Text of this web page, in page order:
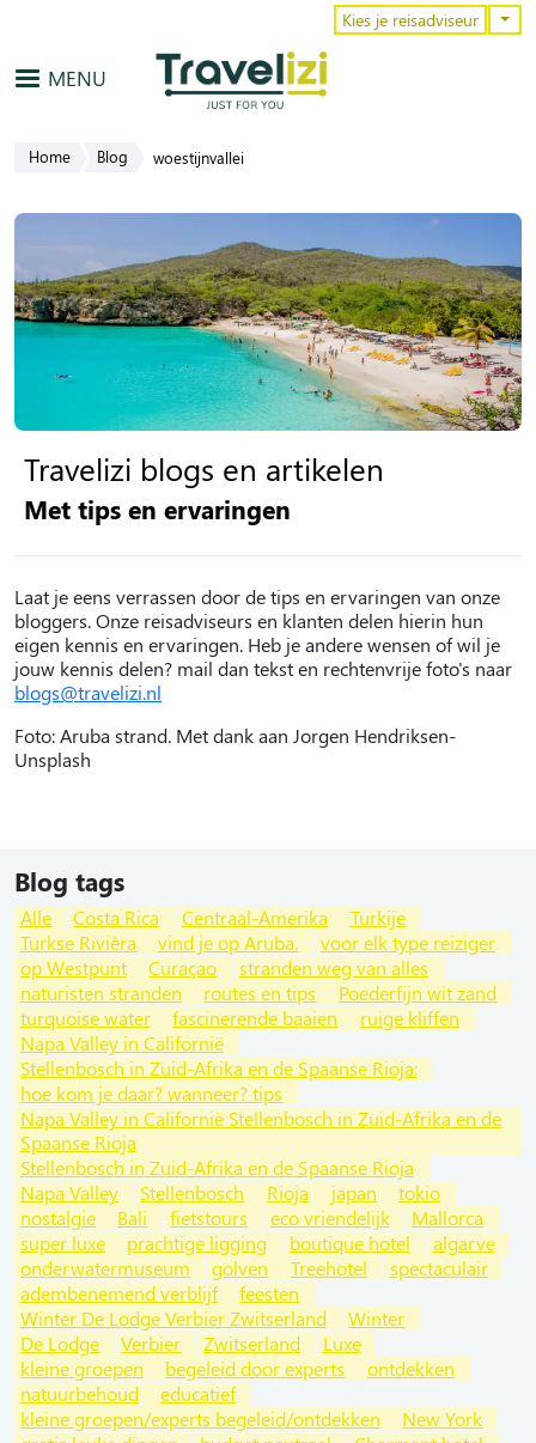
Overslaan en naar de inhoud gaan
MENU
Kies je reisadviseur
Home Blog woestijnvallei
Travelizi blogs en artikelen
Met tips en ervaringen
Laat je eens verrassen door de tips en ervaringen van onze
bloggers. Onze reisadviseurs en klanten delen hierin hun
eigen kennis en ervaringen. Heb je andere wensen of wil je
jouw kennis delen? mail dan tekst en rechtenvrije foto's naar
blogs@travelizi.nl
Foto: Aruba strand. Met dank aan Jorgen Hendriksen-
Unsplash
Blog tags
Alle Costa Rica Centraal-Amerika
Turkije
Turkse Rivièra
vind je op Aruba.
voor elk type reiziger
op Westpunt
Curaçao
stranden weg van alles
naturisten stranden
routes en tips
Poederfijn wit zand
turquoise water
fascinerende baaien
ruige kliffen
Napa Valley in Californië
Stellenbosch in Zuid-Afrika en de Spaanse Rioja:
hoe kom je daar? wanneer? tips
Napa Valley in Californië Stellenbosch in Zuid-Afrika en de
Spaanse Rioja
Stellenbosch in Zuid-Afrika en de Spaanse Rioja
Napa Valley
Stellenbosch Rioja japan
tokio
nostalgie
Bali fietstours eco vriendelijk
Mallorca
super luxe
prachtige ligging boutique hotel
algarve
onderwatermuseum
golven Treehotel
spectaculair
adembenemend verblijf
feesten
Winter De Lodge Verbier Zwitserland
Winter
De Lodge
Verbier Zwitserland
Luxe
kleine groepen
begeleid door experts
ontdekken
natuurbehoud
educatief
kleine groepen/experts begeleid/ontdekken
New York